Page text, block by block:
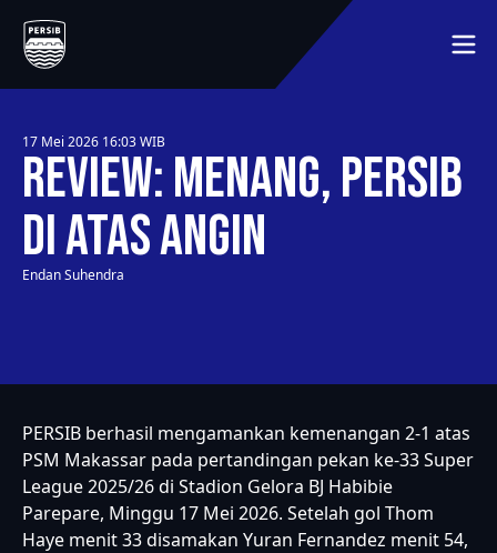
BERANDA
JADWAL
MEDIA
TENTANG KLUB
SEJARAH
PEMAIN
MITRA
LAINNYA
HUBUNGI KAMI
SYARAT DAN KETENTUAN
17 Mei 2026 16:03WIB
Review: Menang, PERSIB
di Atas Angin
Endan Suhendra
PERSIB berhasil mengamankan kemenangan 2-1 atas
PSM Makassar pada pertandingan pekan ke-33 Super
League 2025/26 di Stadion Gelora BJ Habibie
Parepare, Minggu 17 Mei 2026. Setelah gol Thom
Haye menit 33 disamakan Yuran Fernandez menit 54,